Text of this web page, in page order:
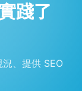
踐了
、提供 SEO